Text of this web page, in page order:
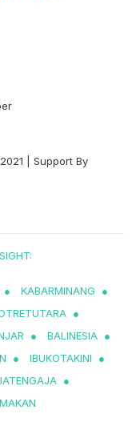
| Support By
● KABARMINANG
●
●
● BALINESIA ●
● IBUKOTAKINI
●
●